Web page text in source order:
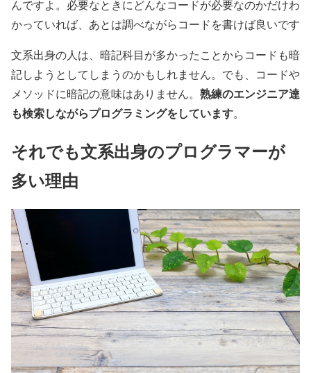
んですよ。必要なときにどんなコードが必要なのかだけわ
かっていれば、あとは調べながらコードを書けば良いです
文系出身の人は、暗記科目が多かったことからコードも暗
記しようとしてしまうのかもしれません。でも、コードや
メソッドに暗記の意味はありません。 熟練のエンジニア達
も検索しながらプログラミングをしています。
それでも文系出身のプログラマーが
多い理由